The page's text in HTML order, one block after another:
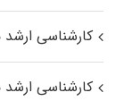
کارشناسی
کارشناسی